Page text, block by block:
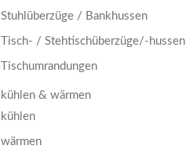
Stuhlüberzüge / Bankhussen
Tisch- / Stehtischüberzüge/-hussen
Tischumrandungen
kühlen & wärmen
kühlen
wärmen